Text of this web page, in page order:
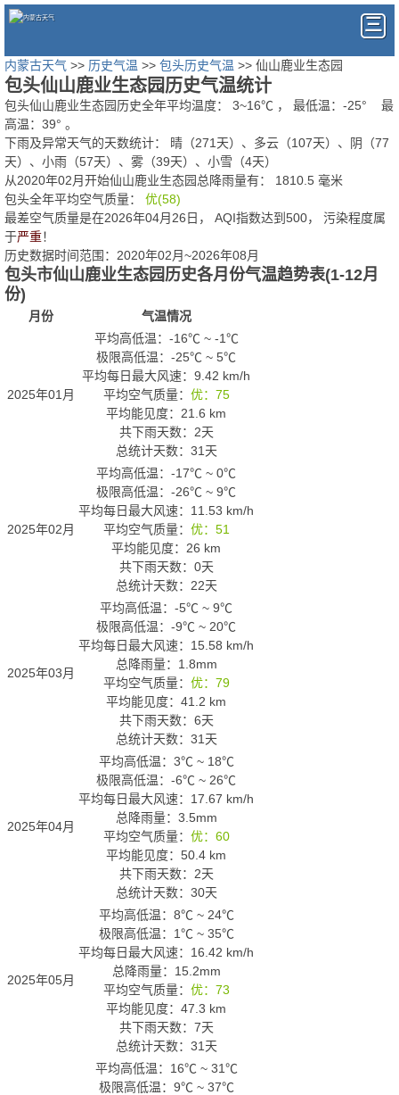
内蒙古天气 >> 历史气温 >> 包头历史气温 >> 仙山鹿业生态园
包头仙山鹿业生态园历史气温统计
包头仙山鹿业生态园历史全年平均温度： 3~16℃ ， 最低温： -25° 最
高温： 39° 。
下雨及异常天气的天数统计：
晴（271天）、多云（107天）、阴（77
天）、小雨（57天）、雾（39天）、小雪（4天）
从2020年02月开始仙山鹿业生态园总降雨量有： 1810.5 毫米
包头全年平均空气质量： 优(58)
最差空气质量是在2026年04月26日， AQI指数达到500， 污染程度属
于严重！
历史数据时间范围：2020年02月~2026年08月
包头市仙山鹿业生态园历史各月份气温趋势表(1-12月
份)
月份 气温情况
2025年01月
平均高低温： -16℃ ~ -1℃
极限高低温： -25℃ ~ 5℃
平均每日最大风速：9.42 km/h
平均空气质量： 优：75
平均能见度：21.6 km
共下雨天数：2天
总统计天数：31天
2025年02月
平均高低温： -17℃ ~ 0℃
极限高低温： -26℃ ~ 9℃
平均每日最大风速：11.53 km/h
平均空气质量： 优：51
平均能见度：26 km
共下雨天数：0天
总统计天数：22天
2025年03月
平均高低温： -5℃ ~ 9℃
极限高低温： -9℃ ~ 20℃
平均每日最大风速：15.58 km/h
总降雨量：1.8mm
平均空气质量： 优：79
平均能见度：41.2 km
共下雨天数：6天
总统计天数：31天
2025年04月
平均高低温： 3℃ ~ 18℃
极限高低温： -6℃ ~ 26℃
平均每日最大风速：17.67 km/h
总降雨量：3.5mm
平均空气质量： 优：60
平均能见度：50.4 km
共下雨天数：2天
总统计天数：30天
2025年05月
平均高低温： 8℃ ~ 24℃
极限高低温： 1℃ ~ 35℃
平均每日最大风速：16.42 km/h
总降雨量：15.2mm
平均空气质量： 优：73
平均能见度：47.3 km
共下雨天数：7天
总统计天数：31天
平均高低温： 16℃ ~ 31℃
极限高低温： 9℃ ~ 37℃